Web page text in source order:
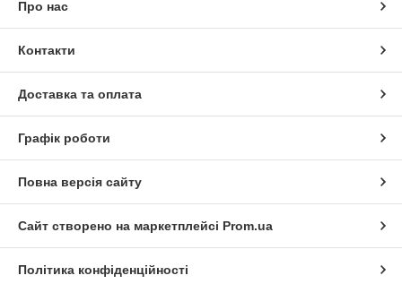
Про нас
Контакти
Доставка та оплата
Графік роботи
Повна версія сайту
Сайт створено на маркетплейсі Prom.ua
Політика конфіденційності